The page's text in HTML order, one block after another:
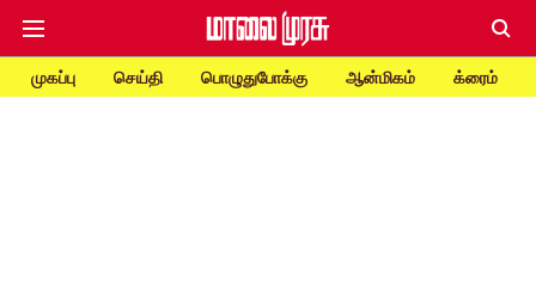
முகப்பு செய்தி பொழுதுபோக்கு ஆன்மிகம் க்ரைம்